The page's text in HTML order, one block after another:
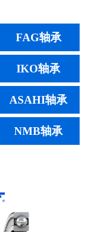
FAG轴承
IKO轴承
ASAHI轴承
NMB轴承